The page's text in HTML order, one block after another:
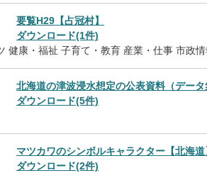
要覧H29【占冠村】
ダウンロード(1件)
健康・福祉 子育て・教育 産業・仕事 市政
北海道の津波浸水想定の公表資料（デー
ダウンロード(5件)
マツカワのシンボルキャラクター【北海道
ダウンロード(2件)